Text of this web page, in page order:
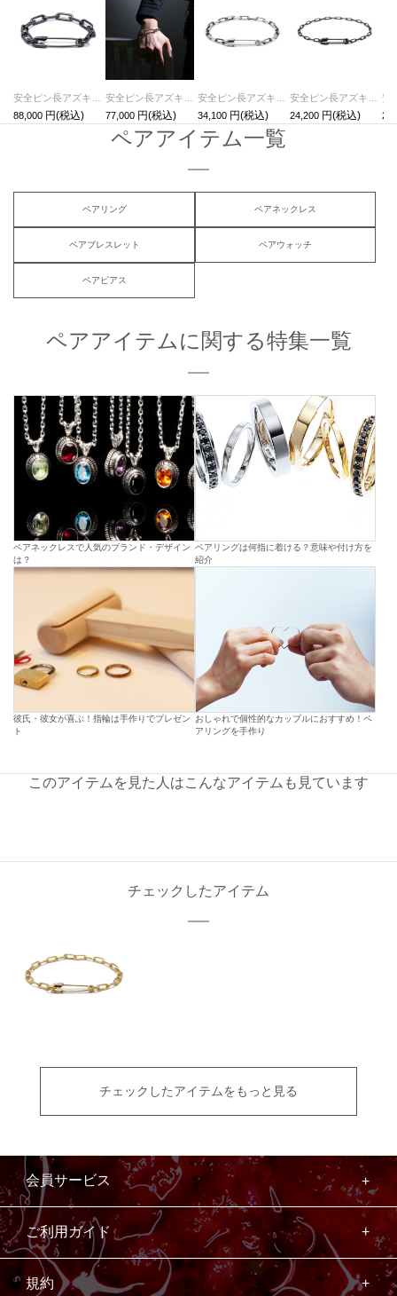
88,000
77,000
34,100
24,200
ペアアイテム一覧
ペアリング ペアネックレス
ペアブレスレット ペアウォッチ
ペアピアス
ペアアイテムに関する特集一覧
ペアネックレスで人気のブランド・デザイン
は？
ペアリングは何指に着ける？意味や付け方を
紹介
彼氏・彼女が喜ぶ！指輪は手作りでプレゼン
ト
おしゃれで個性的なカップルにおすすめ！ペ
アリングを手作り
このアイテムを見た人はこんなアイテムも見ています
チェックしたアイテム
チェックしたアイテムをもっと見る
会員サービス
ご利用ガイド
規約